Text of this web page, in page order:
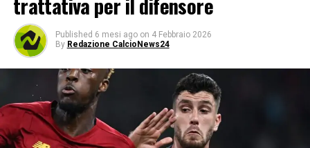
Published 6 mesi ago on 4 Febbraio 2026
By Redazione CalcioNews24